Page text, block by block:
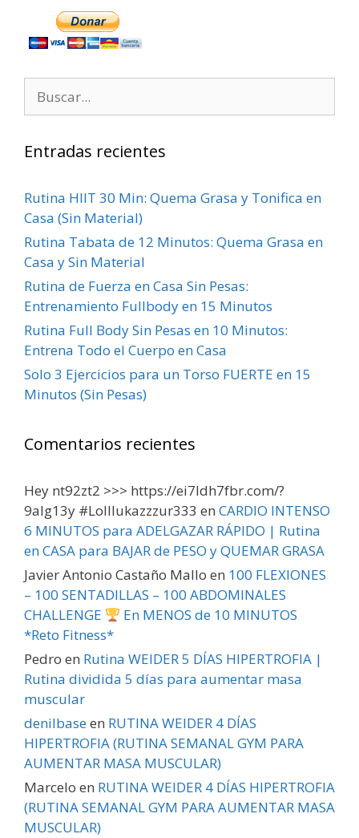
Entradas recientes
Rutina HIIT 30 Min: Quema Grasa y Tonifica en
Casa (Sin Material)
Rutina Tabata de 12 Minutos: Quema Grasa en
Casa y Sin Material
Rutina de Fuerza en Casa Sin Pesas:
Entrenamiento Fullbody en 15 Minutos
Rutina Full Body Sin Pesas en 10 Minutos:
Entrena Todo el Cuerpo en Casa
Solo 3 Ejercicios para un Torso FUERTE en 15
Minutos (Sin Pesas)
Comentarios recientes
Hey nt92zt2 >>> https://ei7ldh7fbr.com/?
9alg13y #Lolllukazzzur333 en CARDIO INTENSO
6 MINUTOS para ADELGAZAR RÁPIDO | Rutina
en CASA para BAJAR de PESO y QUEMAR GRASA
Javier Antonio Castaño Mallo en 100 FLEXIONES
– 100 SENTADILLAS – 100 ABDOMINALES
CHALLENGE
En MENOS de 10 MINUTOS
*Reto Fitness*
Pedro en Rutina WEIDER 5 DÍAS HIPERTROFIA |
Rutina dividida 5 días para aumentar masa
muscular
denilbaseen RUTINA WEIDER 4 DÍAS
HIPERTROFIA (RUTINA SEMANAL GYM PARA
AUMENTAR MASA MUSCULAR)
Marcelo en RUTINA WEIDER 4 DÍAS HIPERTROFIA
(RUTINA SEMANAL GYM PARA AUMENTAR MASA
MUSCULAR)